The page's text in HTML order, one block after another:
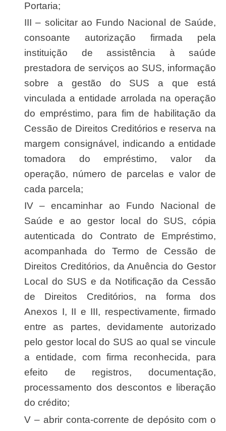
Portaria;
III – solicitar ao Fundo Nacional de Saúde,
consoante autorização firmada pela
instituição de assistência à saúde
prestadora de serviços ao SUS, informação
sobre a gestão do SUS a que está
vinculada a entidade arrolada na operação
do empréstimo, para fim de habilitação da
Cessão de Direitos Creditórios e reserva na
margem consignável, indicando a entidade
tomadora do empréstimo, valor da
operação, número de parcelas e valor de
cada parcela;
IV – encaminhar ao Fundo Nacional de
Saúde e ao gestor local do SUS, cópia
autenticada do Contrato de Empréstimo,
acompanhada do Termo de Cessão de
Direitos Creditórios, da Anuência do Gestor
Local do SUS e da Notificação da Cessão
de Direitos Creditórios, na forma dos
Anexos I, II e III, respectivamente, firmado
entre as partes, devidamente autorizado
pelo gestor local do SUS ao qual se vincule
a entidade, com firma reconhecida, para
efeito de registros, documentação,
processamento dos descontos e liberação
do crédito;
V – abrir conta-corrente de depósito com o